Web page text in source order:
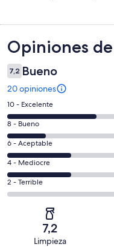
Opiniones
Opiniones
7,2 Bueno
20 opiniones
Evaluación:
10
-
Excelente.
7
de
20
opiniones
10 - Excelente
Evaluación:
8
-
Bueno.
3
de
opiniones
8 - Bueno
Evaluación:
6
-
Aceptable.
5
opiniones
6 - Aceptable
Evaluación:
4
-
4 - Mediocre
Evaluación:
2
2 - Terrible
7,2
Limpieza